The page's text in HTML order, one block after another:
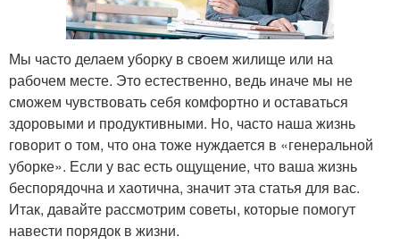
Мы часто делаем уборку в своем жилище или на
рабочем месте. Это естественно, ведь иначе мы не
сможем чувствовать себя комфортно и оставаться
здоровыми и продуктивными. Но, часто наша жизнь
говорит о том, что она тоже нуждается в «генеральной
уборке». Если у вас есть ощущение, что ваша жизнь
беспорядочна и хаотична, значит эта статья для вас.
Итак, давайте рассмотрим советы, которые помогут
навести порядок в жизни.